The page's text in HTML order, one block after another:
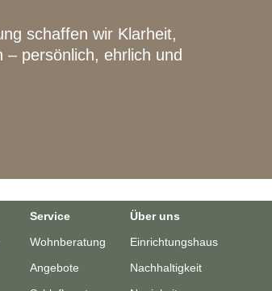
schaffen wir Klarheit,
persönlich, ehrlich und
Service
Wohnberatung
Angebote
Über uns
Einrichtungshaus
Nachhaltigkeit